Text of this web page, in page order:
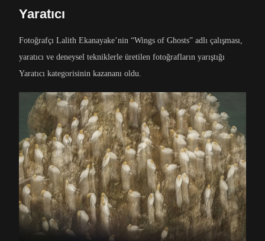
Yaratıcı
Fotoğrafçı Lalith Ekanayake’nin “Wings of Ghosts” adlı çalışması,
yaratıcı ve deneysel tekniklerle üretilen fotoğrafların yarıştığı
Yaratıcı kategorisinin kazananı oldu.